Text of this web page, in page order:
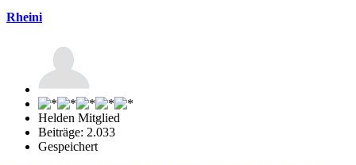
Rheini
Helden Mitglied
Beiträge: 2.033
Gespeichert